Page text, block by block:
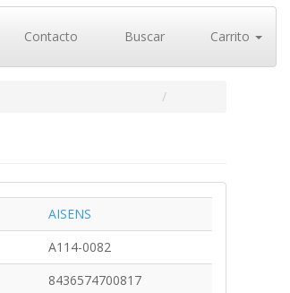
Contacto Buscar Carrito
AISENS
A114-0082
8436574700817